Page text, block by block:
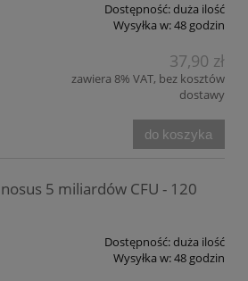
Dostępność:duża ilość
Wysyłka w:48 godzin
37,90 zł
zawiera 8% VAT, bez kosztów
dostawy
do koszyka
5 miliardów CFU - 120
Dostępność:duża ilość
Wysyłka w:48 godzin